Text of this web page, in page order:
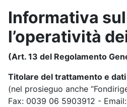
Informativa
l’operatività
(Art. 13 del Regolamento
Titolare del trattamento e
(nel prosieguo anche
Fax: 0039 06 5903912 -